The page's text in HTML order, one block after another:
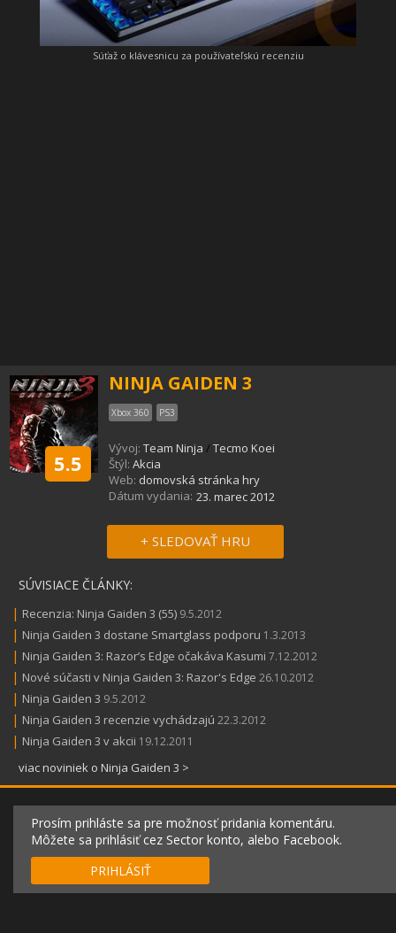
Súťaž o klávesnicu za používateľskú recenziu
5.5
NINJA GAIDEN 3
Xbox 360 PS3
Vývoj: Team Ninja / Tecmo Koei
Štýl: Akcia
Web: domovská stránka hry
Dátum vydania: 23. marec 2012
+ SLEDOVAŤ HRU
SÚVISIACE ČLÁNKY:
| Recenzia: Ninja Gaiden 3 (55) 9.5.2012
| Ninja Gaiden 3 dostane Smartglass podporu 1.3.2013
| Ninja Gaiden 3: Razor’s Edge očakáva Kasumi 7.12.2012
| Nové súčasti v Ninja Gaiden 3: Razor's Edge 26.10.2012
| Ninja Gaiden 3 9.5.2012
| Ninja Gaiden 3 recenzie vychádzajú 22.3.2012
| Ninja Gaiden 3 v akcii 19.12.2011
viac noviniek o Ninja Gaiden 3 >
Prosím prihláste sa pre možnosť pridania komentáru.
Môžete sa prihlásiť cez Sector konto, alebo Facebook.
PRIHLÁSIŤ